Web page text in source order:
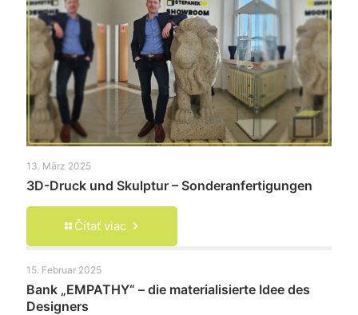
13. März 2025
3D-Druck und Skulptur – Sonderanfertigungen
Čítať viac
15. Februar 2025
Bank „EMPATHY“ – die materialisierte Idee des
Designers